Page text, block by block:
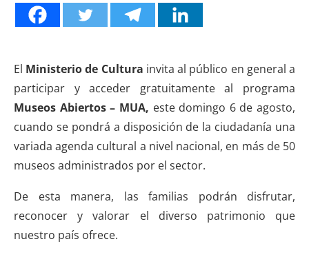
El Ministerio de Cultura invita al público en general a
participar y acceder gratuitamente al programa
Museos Abiertos – MUA, este domingo 6 de agosto,
cuando se pondrá a disposición de la ciudadanía una
variada agenda cultural a nivel nacional, en más de 50
museos administrados por el sector.
De esta manera, las familias podrán disfrutar,
reconocer y valorar el diverso patrimonio que
nuestro país ofrece.